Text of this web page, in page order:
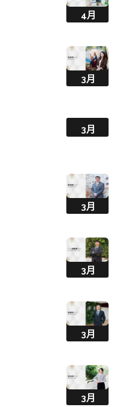
4月
3月
3月
3月
3月
3月
3月